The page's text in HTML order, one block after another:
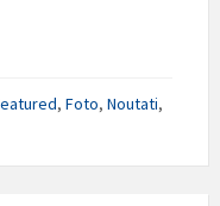
, Foto, Noutati,